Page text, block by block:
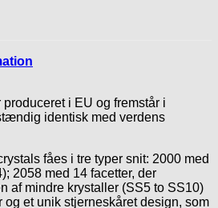
i EU og fremstår i
identisk med verdens
fåes i tre typer snit: 2000 med
2058 med 14 facetter, der
af mindre krystaller (SS5 to SS10)
og et unik stjerneskåret design, som